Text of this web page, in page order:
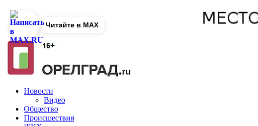
Новости
Видео
Общество
Происшествия
Читайте в MAX